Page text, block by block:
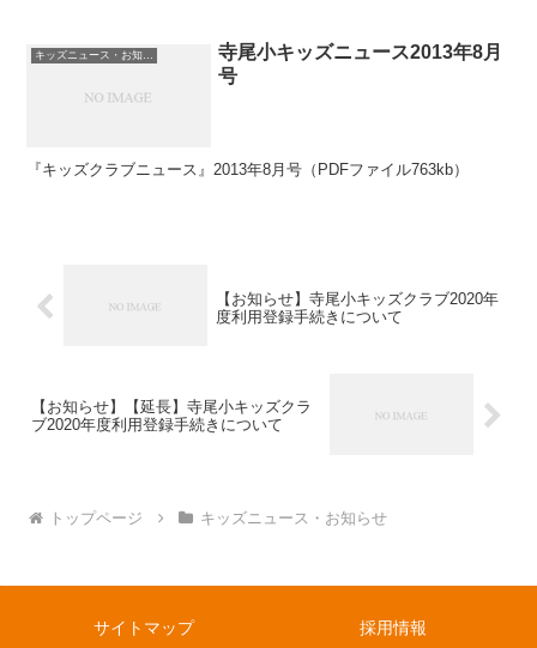
キッズニュース・お知らせ
寺尾小キッズニュース2013年8月
号
『キッズクラブニュース』2013年8月号（PDFファイル763kb）
【お知らせ】寺尾小キッズクラブ2020年
度利用登録手続きについて
【お知らせ】【延長】寺尾小キッズクラ
ブ2020年度利用登録手続きについて
トップページ キッズニュース・お知らせ
サイトマップ 採用情報